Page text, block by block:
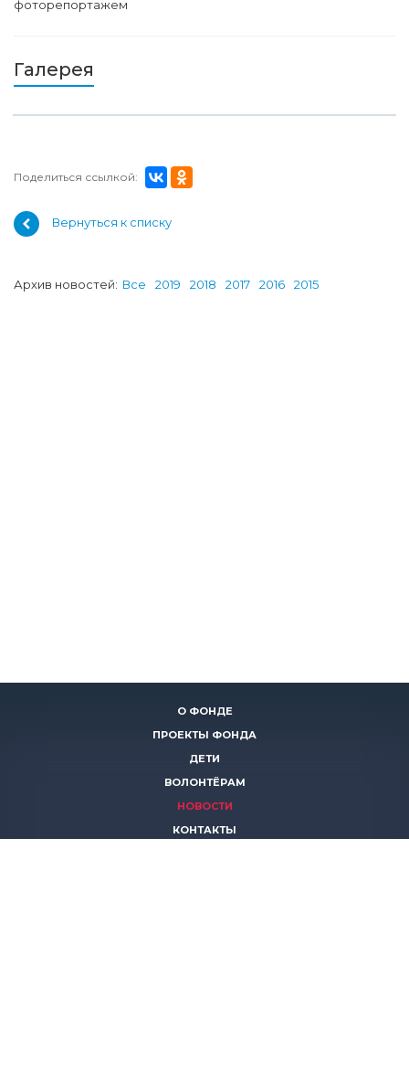
фоторепортажем
Галерея
Поделиться ссылкой:
Вернуться к списку
Архив новостей: Все 2019 2018 2017 2016 2015
О ФОНДЕ
ПРОЕКТЫ ФОНДА
ДЕТИ
ВОЛОНТЁРАМ
НОВОСТИ
КОНТАКТЫ